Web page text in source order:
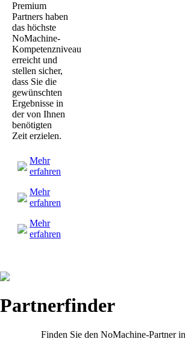
Premium
Partners haben
das höchste
NoMachine-
Kompetenzniveau
erreicht und
stellen sicher,
dass Sie die
gewünschten
Ergebnisse in
der von Ihnen
benötigten
Zeit erzielen.
Mehr
erfahren
Mehr
erfahren
Mehr
erfahren
Partnerfinder
Finden Sie den NoMachine-Partner